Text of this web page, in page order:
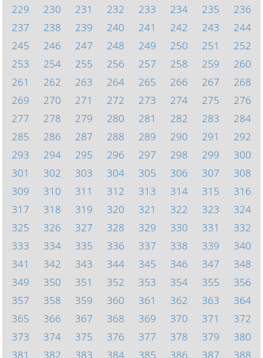
229
230 231 232 233 234 235
236
237
238 239 240 241 242 243
244
245
246 247 248 249 250 251
252
253
254 255 256 257 258 259
260
261
262 263 264 265 266 267
268
269
270 271 272 273 274 275
276
277
278 279 280 281 282 283
284
285
286 287 288 289 290 291
292
293
294 295 296 297 298 299
300
301
302 303 304 305 306 307
308
309
310 311 312 313 314 315
316
317
318 319 320 321 322 323
324
325
326 327 328 329 330 331
332
333
334 335 336 337 338 339
340
341
342 343 344 345 346 347
348
349
350 351 352 353 354 355
356
357
358 359 360 361 362 363
364
365
366 367 368 369 370 371
372
373
374 375 376 377 378 379
380
381
382 383 384 385 386 387 388